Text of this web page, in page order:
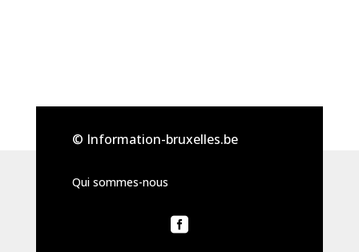
© Information-bruxelles.be
Qui sommes-nous
